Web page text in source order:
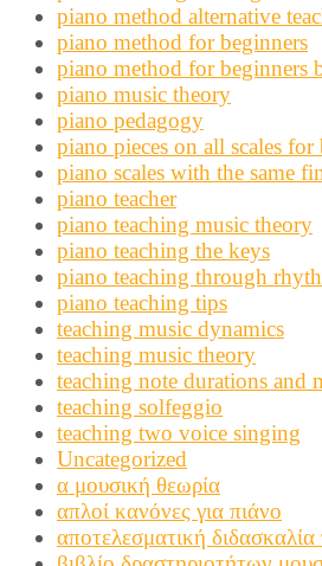
piano method alternative
piano method for beginners
piano method for beginners
piano music theory
piano pedagogy
piano pieces on all scales for
piano scales with the same
piano teacher
piano teaching music theory
piano teaching the keys
piano teaching through
piano teaching tips
teaching music dynamics
teaching music theory
teaching note durations and
teaching solfeggio
teaching two voice singing
Uncategorized
α μουσική θεωρία
απλοί κανόνες για πιάνο
αποτελεσματική διδασκαλία